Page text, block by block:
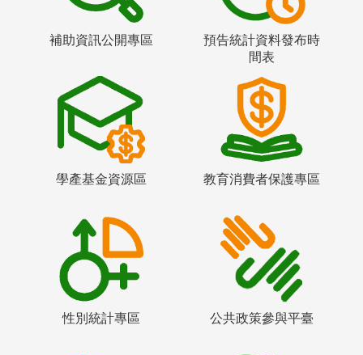
補助資訊公開專區
預告統計資料發布時
間表
學產基金資源區 教育消費者保護專區
性別統計專區 公共政策參與平臺